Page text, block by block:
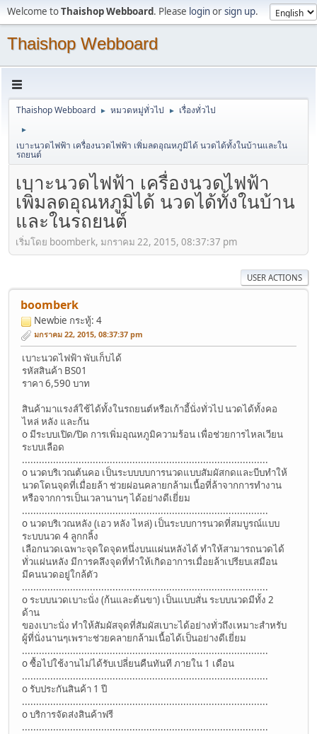
Welcome toThaishop Webboard. Please loginorsign up.
Thaishop Webboard
Thaishop Webboard ► หมวดหมู่ทั่วไป ► เรื่องทั่วไป
►
เบาะนวดไฟฟ้า เครื่องนวดไฟฟ้า เพิ่มลดอุณหภูมิได้ นวดได้ทั้งในบ้านและใน
รถยนต์
เบาะนวดไฟฟ้า เครื่องนวดไฟฟ้า
เพิ่มลดอุณหภูมิได้ นวดได้ทั้งในบ้าน
และในรถยนต์
เริ่มโดย boomberk, มกราคม 22, 2015, 08:37:37 pm
USER ACTIONS
boomberk
Newbie กระทู้: 4
มกราคม 22, 2015, 08:37:37 pm
เบาะนวดไฟฟ้า พับเก็บได้
รหัสสินค้า BS01
ราคา 6,590 บาท
สินค้ามาแรงส์ใช้ได้ทั้งในรถยนต์หรือเก้าอี้นั่งทั่วไป นวดได้ทั้งคอ
ไหล่ หลัง และก้น
o มีระบบเปิด/ปิด การเพิ่มอุณหภูมิความร้อน เพื่อช่วยการไหลเวียน
ระบบเลือด
.......................................................................................
o นวดบริเวณต้นคอ เป็นระบบบบการนวดแบบสัมผัสกดและบีบทำให้
นวดโดนจุดที่เมื่อยล้า ช่วยผ่อนคลายกล้ามเนื้อที่ล้าจากการทำงาน
หรือจากการเป็นเวลานานๆ ได้อย่างดีเยี่ยม
.......................................................................................
o นวดบริเวณหลัง (เอว หลัง ไหล่) เป็นระบบการนวดที่สมบูรณ์แบบ
ระบบนวด 4 ลูกกลิ้ง
เลือกนวดเฉพาะจุดใดจุดหนึ่งบนแผ่นหลังได้ ทำให้สามารถนวดได้
ทั่วแผ่นหลัง มีการคลึงจุดที่ทำให้เกิดอาการเมื่อยล้าเปรียบเสมือน
มีคนนวดอยู่ใกล้ตัว
.......................................................................................
o ระบบนวดเบาะนั่ง (ก้นและต้นขา) เป็นแบบสั่น ระบบนวดมีทั้ง 2
ด้าน
ของเบาะนั่ง ทำให้สัมผัสจุดที่สัมผัสเบาะได้อย่างทั่วถึงเหมาะสำหรับ
ผู้ที่นั่งนานๆเพราะช่วยคลายกล้ามเนื้อได้เป็นอย่างดีเยี่ยม
.......................................................................................
o ซื้อไปใช้งานไม่ได้รับเปลี่ยนคืนทันที ภายใน 1 เดือน
.......................................................................................
o รับประกันสินค้า 1 ปี
.......................................................................................
o บริการจัดส่งสินค้าฟรี
.......................................................................................